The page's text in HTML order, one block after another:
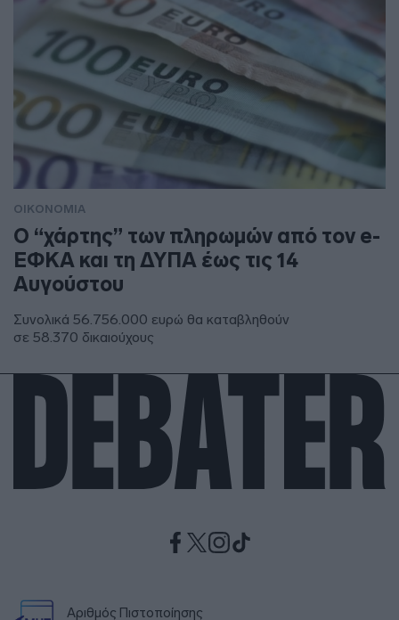
ΟΙΚΟΝΟΜΙΑ
Ο “χάρτης” των πληρωμών από τον e-
ΕΦΚΑ και τη ΔΥΠΑ έως τις 14
Αυγούστου
Συνολικά 56.756.000 ευρώ θα καταβληθούν
σε 58.370 δικαιούχους
Αριθμός Πιστοποίησης